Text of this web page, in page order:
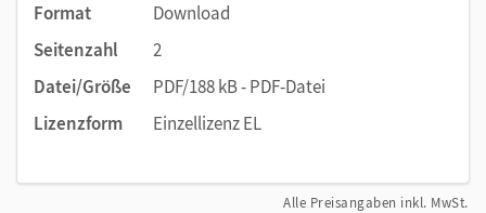
Format
Download
Seitenzahl
2
Datei/Größe
PDF/188 kB - PDF-Datei
Lizenzform
Einzellizenz EL
Alle Preisangaben inkl. MwSt.